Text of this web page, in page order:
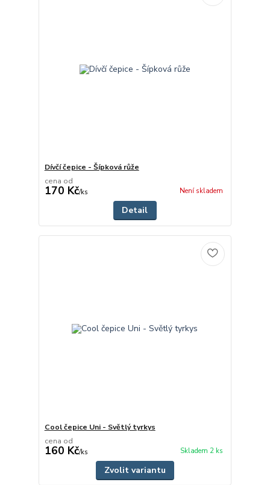
Dívčí čepice - Šípková růže
cena od
170 Kč/ks Není skladem
Detail
Cool čepice Uni - Světlý tyrkys
cena od
160 Kč/ks Skladem 2 ks
Zvolit variantu